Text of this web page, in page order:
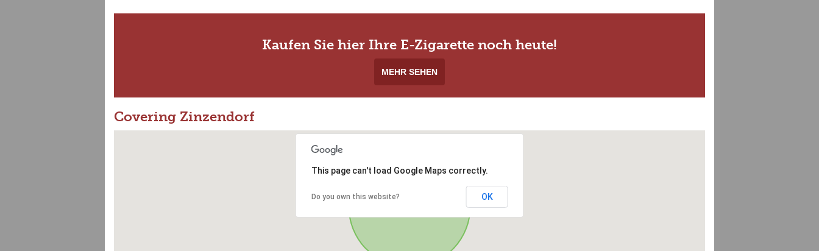
Kaufen Sie hier Ihre E-Zigarette noch heute!
MEHR SEHEN
Covering Zinzendorf
This page can't load Google Maps correctly.
Do you own this website? OK